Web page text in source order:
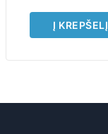
Į KREPŠELĮ